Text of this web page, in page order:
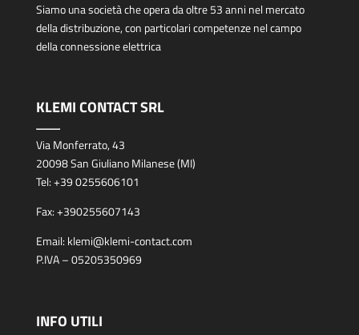
Siamo una società che opera da oltre 53 anni nel mercato
della distribuzione, con particolari competenze nel campo
della connessione elettrica
KLEMI CONTACT SRL
Via Monferrato, 43
20098 San Giuliano Milanese (MI)
Tel:+39 0255606101
Fax:+390255607143
Email: klemi@klemi-contact.com
P.IVA – 05205350969
INFO UTILI